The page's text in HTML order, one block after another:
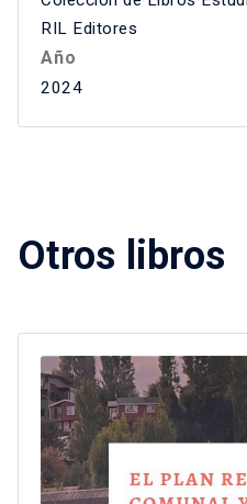
RIL Editores
Año
2024
Otros libros